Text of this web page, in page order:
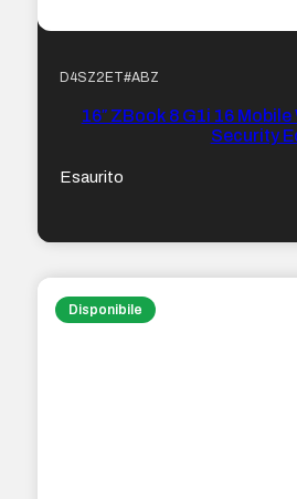
D4SZ2ET#ABZ
16″ ZBook 8 G1i 16
Security
Esaurito
Disponibile